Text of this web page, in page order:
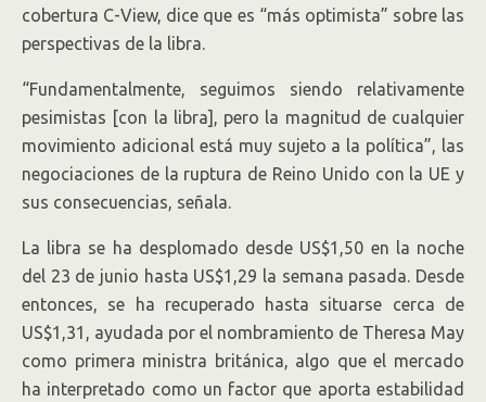
cobertura C-View, dice que es “más optimista” sobre las
perspectivas de la libra.
“Fundamentalmente, seguimos siendo relativamente
pesimistas [con la libra], pero la magnitud de cualquier
movimiento adicional está muy sujeto a la política”, las
negociaciones de la ruptura de Reino Unido con la UE y
sus consecuencias, señala.
La libra se ha desplomado desde US$1,50 en la noche
del 23 de junio hasta US$1,29 la semana pasada. Desde
entonces, se ha recuperado hasta situarse cerca de
US$1,31, ayudada por el nombramiento de Theresa May
como primera ministra británica, algo que el mercado
ha interpretado como un factor que aporta estabilidad